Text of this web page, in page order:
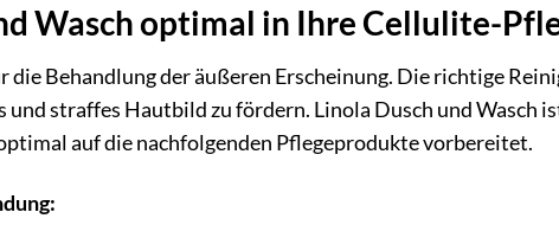
Wasch optimal in Ihre Cellulite-
Behandlung der äußeren Erscheinung. Die richtige
straffes Hautbild zu fördern. Linola Dusch und Wasch
auf die nachfolgenden Pflegeprodukte vorbereitet.